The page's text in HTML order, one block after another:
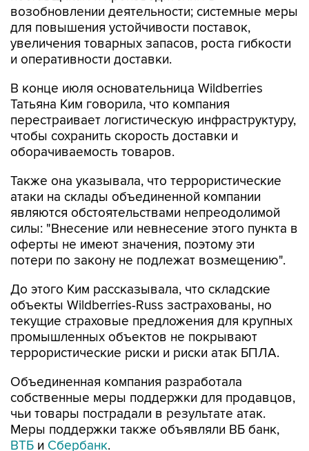
возобновлении деятельности; системные меры
для повышения устойчивости поставок,
увеличения товарных запасов, роста гибкости
и оперативности доставки.
В конце июля основательница Wildberries
Татьяна Ким говорила, что компания
перестраивает логистическую инфраструктуру,
чтобы сохранить скорость доставки и
оборачиваемость товаров.
Также она указывала, что террористические
атаки на склады объединенной компании
являются обстоятельствами непреодолимой
силы: "Внесение или невнесение этого пункта в
оферты не имеют значения, поэтому эти
потери по закону не подлежат возмещению".
До этого Ким рассказывала, что складские
объекты Wildberries-Russ застрахованы, но
текущие страховые предложения для крупных
промышленных объектов не покрывают
террористические риски и риски атак БПЛА.
Объединенная компания разработала
собственные меры поддержки для продавцов,
чьи товары пострадали в результате атак.
Меры поддержки также объявляли ВБ банк,
ВТБ и Сбербанк.